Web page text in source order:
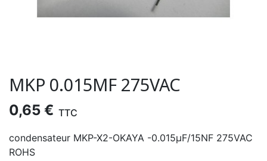
MKP 0.015ΜF 275VAC
0,65 € TTC
condensateur MKP-X2-OKAYA -0.015µF/15NF 275VAC
ROHS